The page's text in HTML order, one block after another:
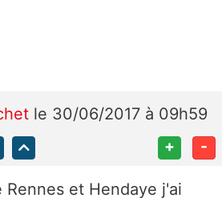
le 30/06/2017 à 09h59
+ -
et Hendaye j'ai